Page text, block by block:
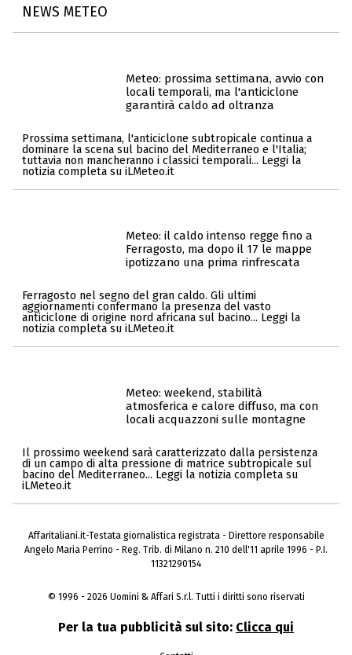
NEWS METEO
Meteo: prossima settimana, avvio con
locali temporali, ma l'anticiclone
garantirà caldo ad oltranza
Prossima settimana, l'anticiclone subtropicale continua a
dominare la scena sul bacino del Mediterraneo e l'Italia;
tuttavia non mancheranno i classici temporali... Leggi la
notizia completa su iLMeteo.it
Meteo: il caldo intenso regge fino a
Ferragosto, ma dopo il 17 le mappe
ipotizzano una prima rinfrescata
Ferragosto nel segno del gran caldo. Gli ultimi
aggiornamenti confermano la presenza del vasto
anticiclone di origine nord africana sul bacino... Leggi la
notizia completa su iLMeteo.it
Meteo: weekend, stabilità
atmosferica e calore diffuso, ma con
locali acquazzoni sulle montagne
Il prossimo weekend sarà caratterizzato dalla persistenza
di un campo di alta pressione di matrice subtropicale sul
bacino del Mediterraneo... Leggi la notizia completa su
iLMeteo.it
Affaritaliani.it-Testata giornalistica registrata - Direttore responsabile
Angelo Maria Perrino - Reg. Trib. di Milano n. 210 dell'11 aprile 1996 - P.I.
11321290154
© 1996 - 2026 Uomini & Affari S.r.l. Tutti i diritti sono riservati
Per la tua pubblicità sul sito: Clicca qui